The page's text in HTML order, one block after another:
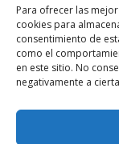
Para ofrecer las
cookies para
consentimiento de
como el
en este sitio. No
negativamente a
Henares -
Instituciones
administrativa -
General de la
General Auxiliar de la